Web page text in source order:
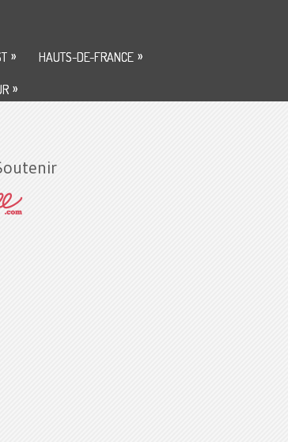
» HAUTS-DE-FRANCE »
»